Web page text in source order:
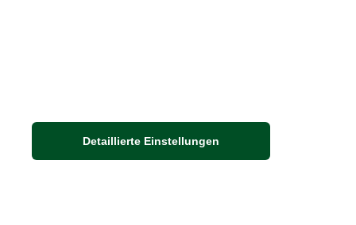
Detaillierte Einstellungen